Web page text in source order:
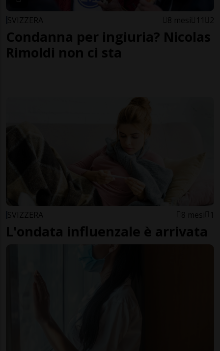
SVIZZERA 8 mesi 11 2
Condanna per ingiuria? Nicolas
Rimoldi non ci sta
SVIZZERA 8 mesi 1
L'ondata influenzale è arrivata